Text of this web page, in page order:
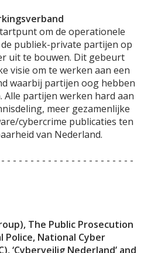
om de operationele
publiek-private partijen op
uit te bouwen. Dit gebeurt
visie om te werken aan een
waarbij partijen oog hebben
Alle partijen werken hard aan
meer gezamenlijke
cybercrime publicaties ten
van Nederland.
- - - - - - - - - - - - - - - - - - - - - -
The Public Prosecution
Police, National Cyber
‘Cyberveilig Nederland’ and